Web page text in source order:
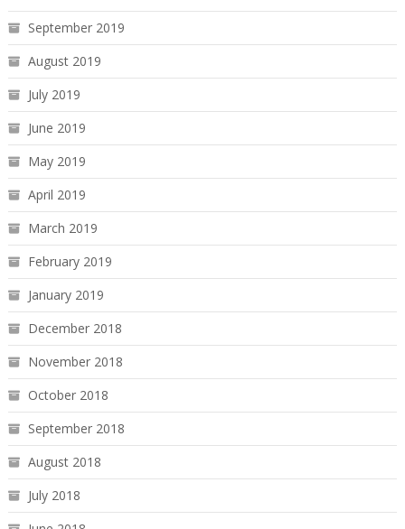
September 2019
August 2019
July 2019
June 2019
May 2019
April 2019
March 2019
February 2019
January 2019
December 2018
November 2018
October 2018
September 2018
August 2018
July 2018